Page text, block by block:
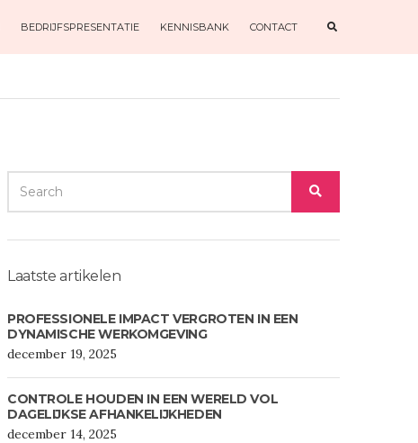
BEDRIJFSPRESENTATIE KENNISBANK CONTACT
A
E
SEARCH
FOR:
SEARCH
Laatste artikelen
PROFESSIONELE IMPACT VERGROTEN IN EEN
DYNAMISCHE WERKOMGEVING
december 19, 2025
CONTROLE HOUDEN IN EEN WERELD VOL
DAGELIJKSE AFHANKELIJKHEDEN
december 14, 2025